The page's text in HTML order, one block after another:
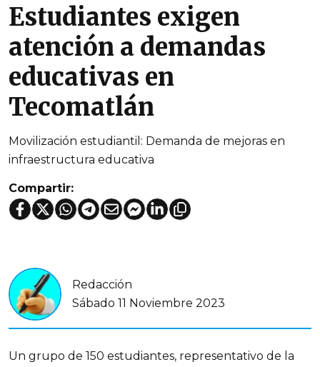
Estudiantes exigen
atención a demandas
educativas en
Tecomatlán
Movilización estudiantil: Demanda de mejoras en
infraestructura educativa
Compartir:
Redacción
Sábado 11 Noviembre 2023
Un grupo de 150 estudiantes, representativo de la